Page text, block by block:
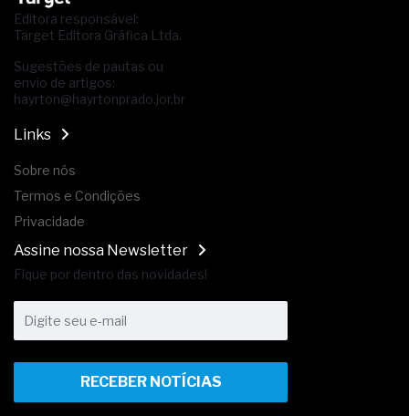
Editora responsável:
Target Editora Gráfica Ltda.
Sugestões de pautas ou
envio de artigos:
hayrton@hayrtonprado.jor.br
Links
Sobre nós
Termos e Condições
Privacidade
Assine nossa Newsletter
Fique por dentro das novidades!
RECEBER NOTÍCIAS